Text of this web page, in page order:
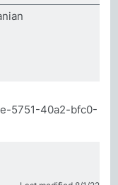
5751-40a2-bfc0-